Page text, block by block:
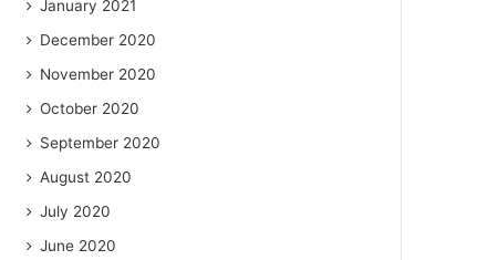
January 2021
December 2020
November 2020
October 2020
September 2020
August 2020
July 2020
June 2020